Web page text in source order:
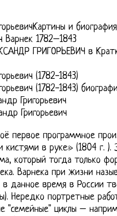
и биография
Варнек 1782–1843
ГРИГОРЬЕВИЧ в
(1782-1843)
(1782-1843)
Григорьевич
Григорьевич
первое программное
в руке» (1804 г. ).
который тогда только
Варнека при жизни
данное время в России
Нередко портретные
"семейные" циклы –